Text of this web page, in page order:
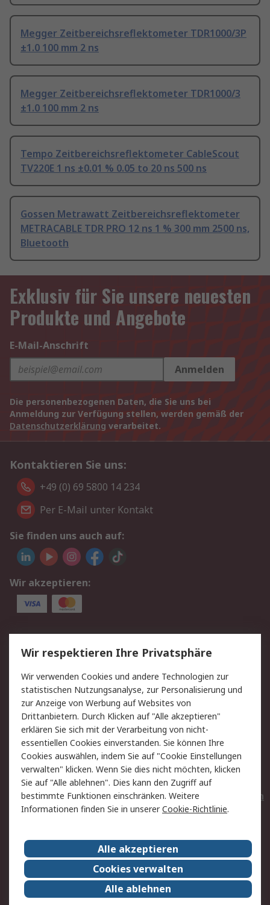
Megger Zeitbereichsreflektometer TDR1000/3P
±1.0 100 mm 2 ns
Megger Zeitbereichsreflektometer TDR1000/3
±1.0 100 mm 2 ns
Tempo Zeitbereichsreflektometer CableScout
TV220E 1 ns ±0.01 % 0.05 to 20 ns 500 ns
Gossen Metrawatt Zeitbereichsreflektometer
METRACABLE TDR PRO 12 ns 1 % 300 mm 2500 ns,
Bluetooth
Exklusiv für Sie unsere neuesten
Produkte und Angebote
E-Mail-Anschrift
Anmelden
Die personenbezogenen Daten, die Sie uns bei
Anmeldung zur Verfügung stellen, werden gemäß der
Datenschutzerklärung verarbeitet.
Kontaktieren Sie uns:
+49 (0) 69 5800 14 234
Per E-Mail unter Kontakt
Sie finden uns auch auf:
Wir akzeptieren:
Service
Value Added Services
Lieferlösungen
Rücksendungen
Kontakt
Hilfe
Privatkunden
Rechtliches
AGB
Datenschutz
Cookie-Richtlinie
Zahlungsbedingungen
Copyright/Impressum
Entsorgung
Elektrogeräte/Batterien
RS weltweit
Karriere bei RS
Nachhaltigkeit
Qualität/Umwelt/ZertifikatePresse-Center
Event-Center
Wir respektieren Ihre Privatsphäre
Wir verwenden Cookies und andere Technologien zur
statistischen Nutzungsanalyse, zur Personalisierung und
zur Anzeige von Werbung auf Websites von
Drittanbietern. Durch Klicken auf "Alle akzeptieren"
erklären Sie sich mit der Verarbeitung von nicht-
essentiellen Cookies einverstanden. Sie können Ihre
Cookies auswählen, indem Sie auf "Cookie Einstellungen
verwalten" klicken. Wenn Sie dies nicht möchten, klicken
Sie auf "Alle ablehnen". Dies kann den Zugriff auf
bestimmte Funktionen einschränken. Weitere
Informationen finden Sie in unsererCookie-Richtlinie.
Alle akzeptieren
Cookies verwalten
Alle ablehnen